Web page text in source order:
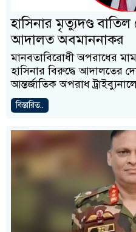
হাসিনার মৃত্যুদণ্ড বাতিল
আদালত অবমাননাকর
মানবতাবিরোধী অপরাধের
হাসিনার বিরুদ্ধে আদালতের
আন্তর্জাতিক অপরাধ
বিস্তারিত..